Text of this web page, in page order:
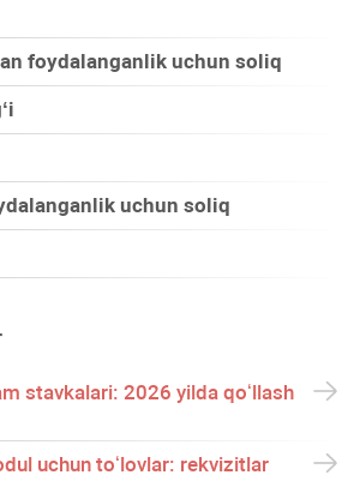
foydalanganlik uchun soliq
uchun soliq
stavkalari: 2026 yilda qoʻllash
uchun toʻlovlar: rekvizitlar